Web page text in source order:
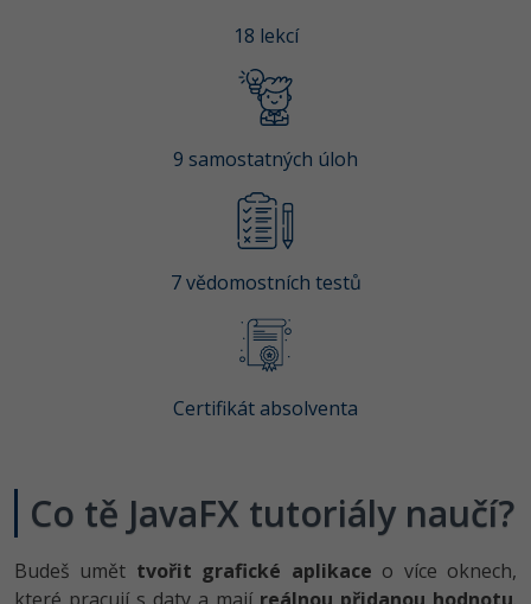
Grafik / UX/UI návrhář
Projektový manažer
Databázový analytik
WordPress specialista
Algoritmy
Umělá inteligence (AI)
Kurzy e-commerce
18 lekcí
9 samostatných úloh
7 vědomostních testů
Certifikát absolventa
Co tě JavaFX tutoriály naučí?
Budeš umět tvořit grafické aplikace o více oknech,